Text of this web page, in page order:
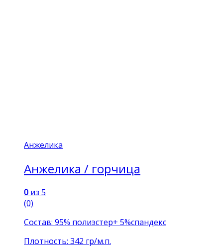
Анжелика
Анжелика / горчица
0 из 5
(0)
Состав: 95% полиэстер+ 5%спандекс
Плотность: 342 гр/м.п.